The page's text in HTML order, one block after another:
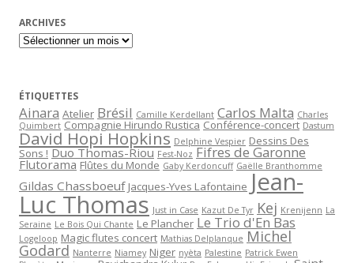
ARCHIVES
Archives
ÉTIQUETTES
Ainara Atelier Brésil Camille Kerdellant Carlos Malta Charles
Quimbert Compagnie Hirundo Rustica Conférence-concert Dastum
David Hopi Hopkins Delphine Vespier Dessins Des
Sons ! Duo Thomas-Riou Fest-Noz Fifres de Garonne
Flutorama Flûtes du Monde Gaby Kerdoncuff Gaëlle Branthomme
Gildas Chassboeuf Jacques-Yves Lafontaine Jean-
Luc Thomas Just in Case Kazut De Tyr Kej Krenijenn La
Seraine Le Bois Qui Chante Le Plancher Le Trio d'En Bas
Logeloop Magic flutes concert Mathias Delplanque Michel
Godard Nanterre Niamey Niger nyèta Palestine Patrick Ewen